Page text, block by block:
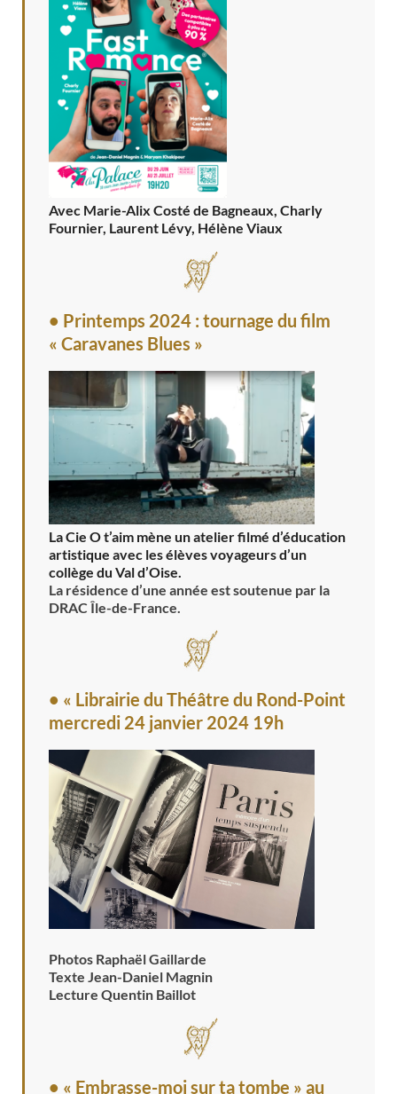
Avec Marie-Alix Costé de Bagneaux, Charly
Fournier, Laurent Lévy, Hélène Viaux
• Printemps 2024 : tournage du film
« Caravanes Blues »
La Cie O t’aim mène un atelier filmé d’éducation
artistique avec les élèves voyageurs d’un
collège du Val d’Oise.
La résidence d’une année est soutenue par la
DRAC Île-de-France.
• « Librairie du Théâtre du Rond-Point
mercredi 24 janvier 2024 19h
Photos Raphaël Gaillarde
Texte Jean-Daniel Magnin
Lecture Quentin Baillot
• « Embrasse-moi sur ta tombe » au